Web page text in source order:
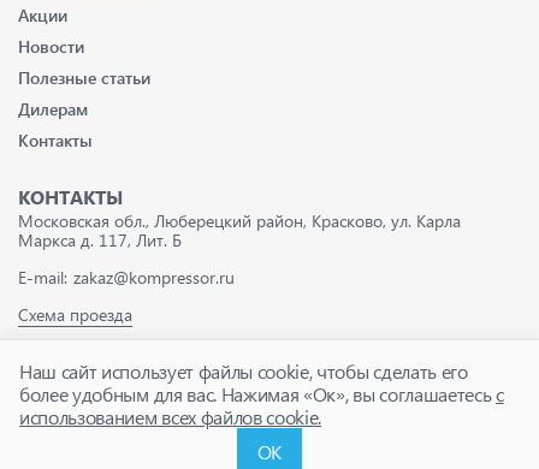
Акции
Новости
Полезные статьи
Дилерам
Контакты
КОНТАКТЫ
Московская обл., Люберецкий район, Красково, ул. Карла
Маркса д. 117, Лит. Б
E-mail: zakaz@kompressor.ru
Схема проезда
© 2026 Все права защищены |Положение о
Карта сайта
Наш сайт использует файлы cookie, чтобы сделать его
более удобным для вас. Нажимая «Ок», вы соглашаетесьс
использованием всех файлов cookie.
ОК